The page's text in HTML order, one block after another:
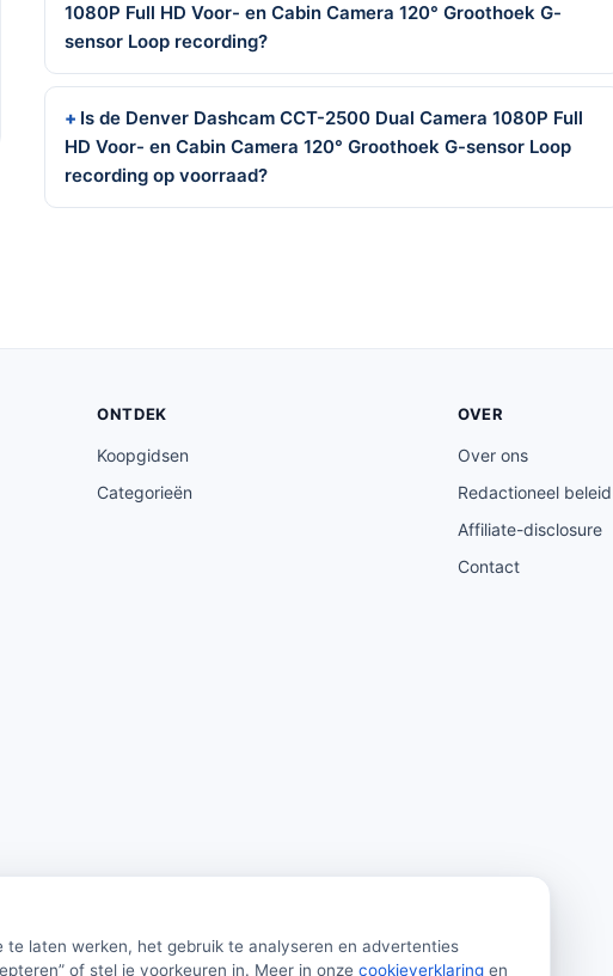
te laten werken, het gebruik te analyseren en advertenties
of stel je voorkeuren in. Meer in onze cookieverklaring en
1080P Full HD Voor- en Cabin Camera 120° Groothoek G-
sensor Loop recording?
Is de Denver Dashcam CCT-2500 Dual Camera 1080P Full
HD Voor- en Cabin Camera 120° Groothoek G-sensor Loop
recording op voorraad?
ONTDEK
Koopgidsen
Categorieën
OVER
Over ons
Redactioneel beleid
Affiliate-disclosure
Contact